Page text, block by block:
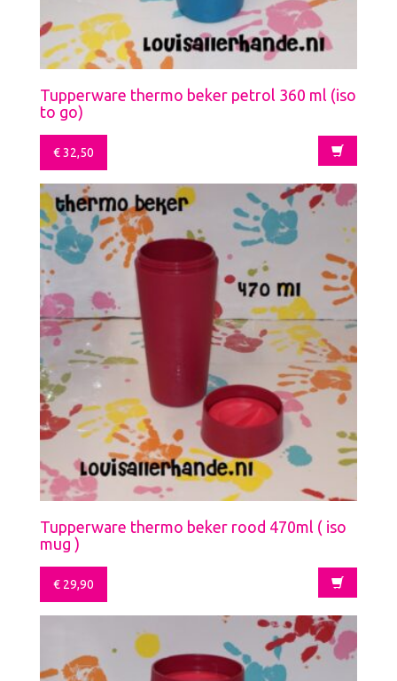
Tupperware thermo beker petrol 360 ml (iso
to go)
€32,50
Tupperware thermo beker rood 470ml ( iso
mug )
€ 29,90